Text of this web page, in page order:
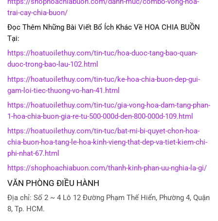
https://shophoachiabuon.com/danh-muc/combo-vong-hoa-
trai-cay-chia-buon/
Đọc Thêm Những Bài Viết Bổ Ích Khác Về HOA CHIA BUỒN
Tại:
https://hoatuoilethuy.com/tin-tuc/hoa-duoc-tang-bao-quan-
duoc-trong-bao-lau-102.html
https://hoatuoilethuy.com/tin-tuc/ke-hoa-chia-buon-dep-gui-
gam-loi-tiec-thuong-vo-han-41.html
https://hoatuoilethuy.com/tin-tuc/gia-vong-hoa-dam-tang-phan-
1-hoa-chia-buon-gia-re-tu-500-000d-den-800-000d-109.html
https://hoatuoilethuy.com/tin-tuc/bat-mi-bi-quyet-chon-hoa-
chia-buon-hoa-tang-le-hoa-kinh-vieng-that-dep-va-tiet-kiem-chi-
phi-nhat-67.html
https://shophoachiabuon.com/thanh-kinh-phan-uu-nghia-la-gi/
VĂN PHÒNG ĐIỀU HÀNH
Địa chỉ: Số 2 ~ 4 Lô 12 Đường Phạm Thế Hiển, Phường 4, Quận
8, Tp. HCM.